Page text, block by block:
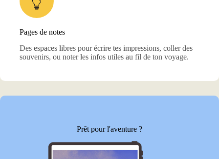
Pages de notes
Des espaces libres pour écrire tes impressions, coller des
souvenirs, ou noter les infos utiles au fil de ton voyage.
Prêt pour l'aventure ?